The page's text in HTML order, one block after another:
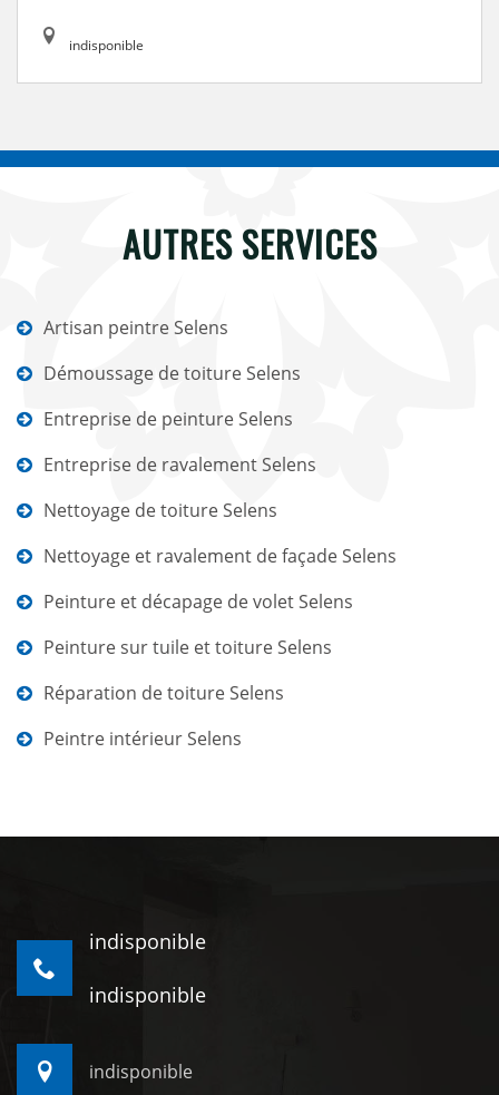
indisponible
AUTRES SERVICES
Artisan peintre Selens
Démoussage de toiture Selens
Entreprise de peinture Selens
Entreprise de ravalement Selens
Nettoyage de toiture Selens
Nettoyage et ravalement de façade Selens
Peinture et décapage de volet Selens
Peinture sur tuile et toiture Selens
Réparation de toiture Selens
Peintre intérieur Selens
indisponible
indisponible
indisponible